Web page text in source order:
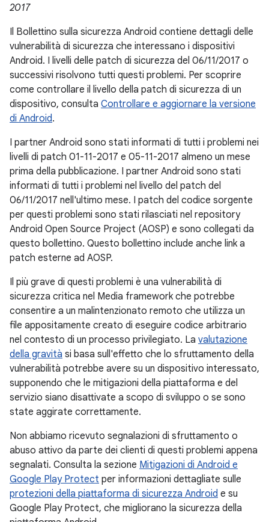
2017
Il Bollettino sulla sicurezza Android contiene dettagli delle
vulnerabilità di sicurezza che interessano i dispositivi
Android. I livelli delle patch di sicurezza del 06/11/2017 o
successivi risolvono tutti questi problemi. Per scoprire
come controllare il livello della patch di sicurezza di un
dispositivo, consulta Controllare e aggiornare la versione
di Android.
I partner Android sono stati informati di tutti i problemi nei
livelli di patch 01-11-2017 e 05-11-2017 almeno un mese
prima della pubblicazione. I partner Android sono stati
informati di tutti i problemi nel livello del patch del
06/11/2017 nell'ultimo mese. I patch del codice sorgente
per questi problemi sono stati rilasciati nel repository
Android Open Source Project (AOSP) e sono collegati da
questo bollettino. Questo bollettino include anche link a
patch esterne ad AOSP.
Il più grave di questi problemi è una vulnerabilità di
sicurezza critica nel Media framework che potrebbe
consentire a un malintenzionato remoto che utilizza un
file appositamente creato di eseguire codice arbitrario
nel contesto di un processo privilegiato. La valutazione
della gravità si basa sull'effetto che lo sfruttamento della
vulnerabilità potrebbe avere su un dispositivo interessato,
supponendo che le mitigazioni della piattaforma e del
servizio siano disattivate a scopo di sviluppo o se sono
state aggirate correttamente.
Non abbiamo ricevuto segnalazioni di sfruttamento o
abuso attivo da parte dei clienti di questi problemi appena
segnalati. Consulta la sezione Mitigazioni di Android e
Google Play Protect per informazioni dettagliate sulle
protezioni della piattaforma di sicurezza Android e su
Google Play Protect, che migliorano la sicurezza della